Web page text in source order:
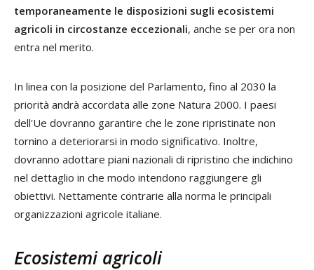
temporaneamente le disposizioni sugli ecosistemi
agricoli in circostanze eccezionali, anche se per ora non
entra nel merito.
In linea con la posizione del Parlamento, fino al 2030 la
priorità andrà accordata alle zone Natura 2000. I paesi
dell'Ue dovranno garantire che le zone ripristinate non
tornino a deteriorarsi in modo significativo. Inoltre,
dovranno adottare piani nazionali di ripristino che indichino
nel dettaglio in che modo intendono raggiungere gli
obiettivi. Nettamente contrarie alla norma le principali
organizzazioni agricole italiane.
Ecosistemi agricoli